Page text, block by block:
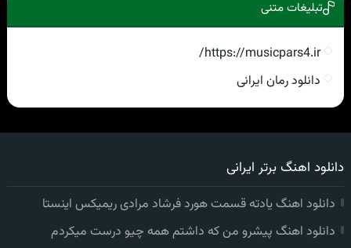
تبلیغات متنی
https://musicpars4.ir/
دانلود رمان ایرانی
دانلود اهنگ برتر ایرانی
دانلود اهنگ یادته قسمت هورد فرشاد مرادی ریمیکس اینستا
دانلود اهنگ پیشرو من که داشتم همه چیو درست میکردم